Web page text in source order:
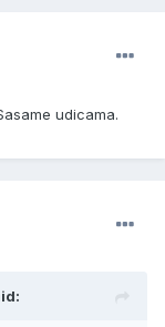
udicama.